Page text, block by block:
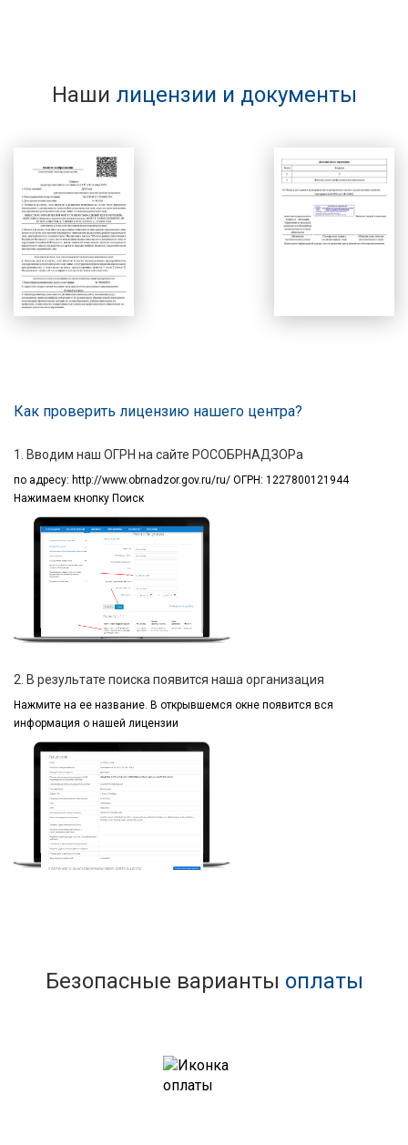
Наши лицензии и документы
Как проверить лицензию нашего центра?
1. Вводим наш ОГРН на сайте РОСОБРНАДЗОРа
по адресу: http://www.obrnadzor.gov.ru/ru/ ОГРН: 1227800121944
Нажимаем кнопку Поиск
2. В результате поиска появится наша организация
Нажмите на ее название. В открывшемся окне появится вся
информация о нашей лицензии
Безопасные варианты оплаты